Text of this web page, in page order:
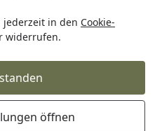
in den Cookie-
widerrufen.
öffnen
Kette 420SB 110 Glieder
Glieder